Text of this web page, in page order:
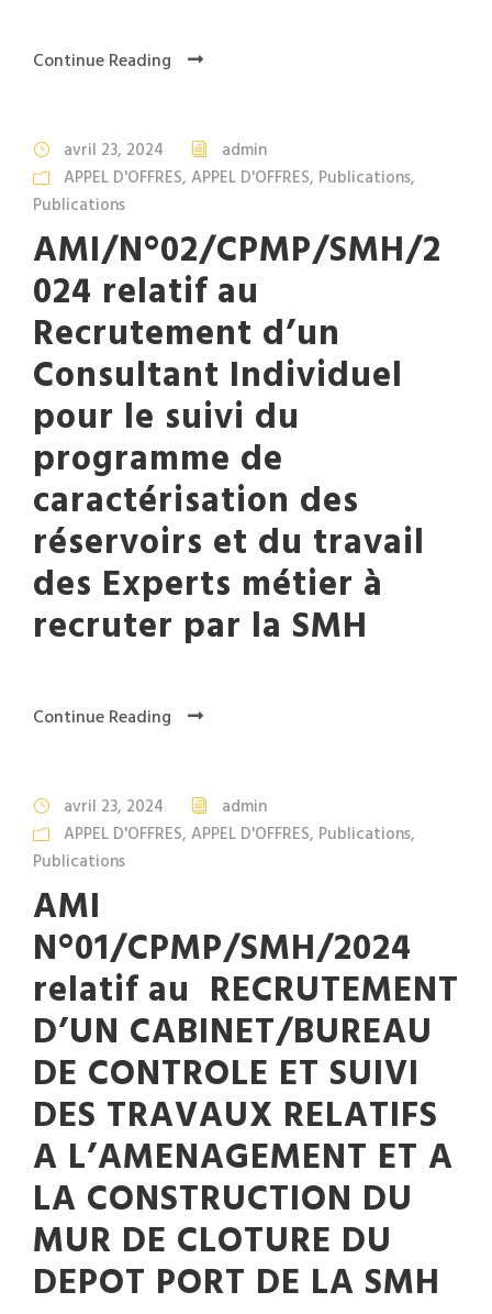
Continue Reading
avril 23, 2024
admin
APPEL D'OFFRES, APPEL D'OFFRES, Publications,
Publications
AMI/N°02/CPMP/SMH/2
024 relatif au
Recrutement d’un
Consultant Individuel
pour le suivi du
programme de
caractérisation des
réservoirs et du travail
des Experts métier à
recruter par la SMH
Continue Reading
avril 23, 2024
admin
APPEL D'OFFRES, APPEL D'OFFRES, Publications,
Publications
AMI
N°01/CPMP/SMH/2024
relatif au RECRUTEMENT
D’UN CABINET/BUREAU
DE CONTROLE ET SUIVI
DES TRAVAUX RELATIFS
A L’AMENAGEMENT ET A
LA CONSTRUCTION DU
MUR DE CLOTURE DU
DEPOT PORT DE LA SMH